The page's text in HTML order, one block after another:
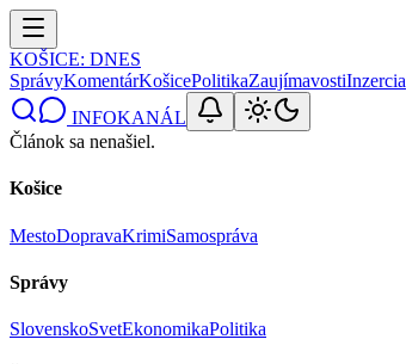
KOŠICE: DNES
SprávyKomentárKošicePolitikaZaujímavostiInzercia
INFOKANÁL
Článok sa nenašiel.
Košice
MestoDopravaKrimiSamospráva
Správy
SlovenskoSvetEkonomikaPolitika